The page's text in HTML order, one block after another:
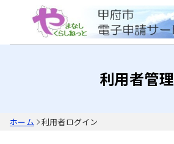
利用者管理
ホーム 利用者ログイン